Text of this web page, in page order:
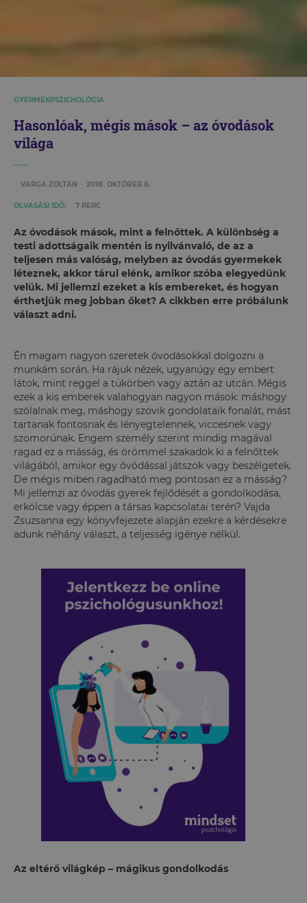
GYERMEKPSZICHOLÓGIA
Hasonlóak, mégis mások – az óvodások
világa
VARGA ZOLTÁN 2018. OKTÓBER 6.
OLVASÁSI IDŐ: 7 PERC
Az óvodások mások, mint a felnőttek. A különbség a
testi adottságaik mentén is nyilvánvaló, de az a
teljesen más valóság, melyben az óvodás gyermekek
léteznek, akkor tárul elénk, amikor szóba elegyedünk
velük. Mi jellemzi ezeket a kis embereket, és hogyan
érthetjük meg jobban őket? A cikkben erre próbálunk
választ adni.
Én magam nagyon szeretek óvodásokkal dolgozni a
munkám során. Ha rájuk nézek, ugyanúgy egy embert
látok, mint reggel a tükörben vagy aztán az utcán. Mégis
ezek a kis emberek valahogyan nagyon mások: máshogy
szólalnak meg, máshogy szövik gondolataik fonalát, mást
tartanak fontosnak és lényegtelennek, viccesnek vagy
szomorúnak. Engem személy szerint mindig magával
ragad ez a másság, és örömmel szakadok ki a felnőttek
világából, amikor egy óvódással játszok vagy beszélgetek.
De mégis miben ragadható meg pontosan ez a másság?
Mi jellemzi az óvodás gyerek fejlődését a gondolkodása,
erkölcse vagy éppen a társas kapcsolatai terén? Vajda
Zsuzsanna egy könyvfejezete alapján ezekre a kérdésekre
adunk néhány választ, a teljesség igénye nélkül.
Az eltérő világkép – mágikus gondolkodás